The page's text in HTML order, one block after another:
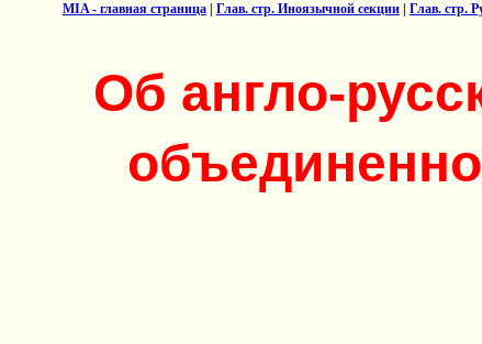
MIA - главная страница| Глав. стр. Иноязычной секции| Глав. стр.
Об англо-